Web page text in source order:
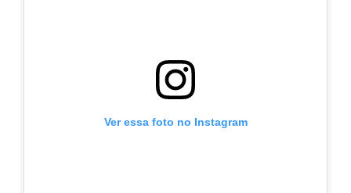
Ver essa foto no Instagram